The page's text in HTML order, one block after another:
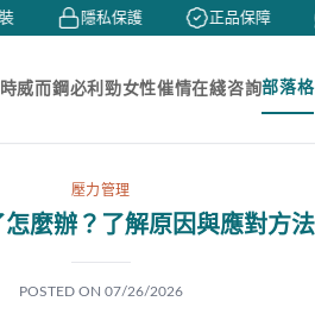
隱私保護 正品保障
威而鋼必利勁女性催情在綫咨詢部落格
壓力管理
怎麼辦？了解原因與應對方法
POSTED ON 07/26/2026